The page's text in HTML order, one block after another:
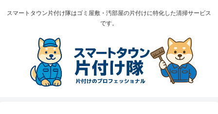
スマートタウン片付け隊はゴミ屋敷・汚部屋の片付けに特化した清掃サービス
です。